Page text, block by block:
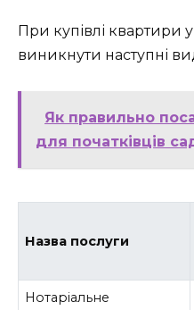
При купівлі квартири
виникнути наступні
Як правильно
для початківців
Назва послуги
Нотаріальне